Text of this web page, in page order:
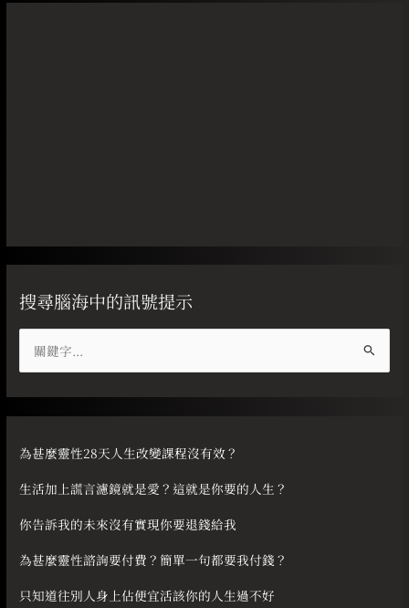
搜尋腦海中的訊號提示
尋
關
字
為甚麼靈性28天人生改變課程沒有效？
生活加上謊言濾鏡就是愛？這就是你要的人生？
你告訴我的未來沒有實現你要退錢給我
為甚麼靈性諮詢要付費？簡單一句都要我付錢？
只知道往別人身上佔便宜活該你的人生過不好